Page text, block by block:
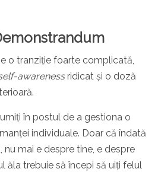
o tranziție foarte complicată,
awarenessridicat și o doză
în postul de a gestiona o
individuale. Doar că îndată
mai e despre tine, e despre
ăla trebuie să începi să uiți felul